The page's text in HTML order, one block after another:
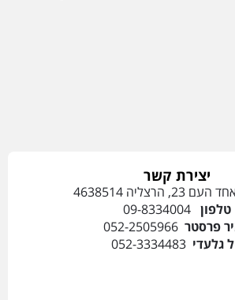
יצירת קשר
העם 23, הרצליה 4638514
טלפון09-8334004
פרסטר052-2505966
גלעדי 052-3334483